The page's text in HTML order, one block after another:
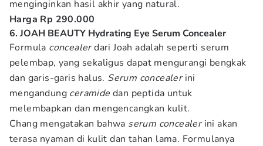
menginginkan hasil akhir yang natural.
Harga Rp 290.000
6. JOAH BEAUTY Hydrating Eye Serum Concealer
Formula concealerdari Joah adalah seperti serum
pelembap, yang sekaligus dapat mengurangi bengkak
dan garis-garis halus. Serum concealerini
mengandung ceramide dan peptida untuk
melembapkan dan mengencangkan kulit.
Chang mengatakan bahwa serum concealerini akan
terasa nyaman di kulit dan tahan lama. Formulanya